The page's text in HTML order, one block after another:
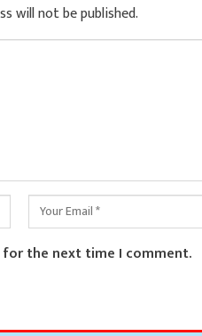
will not be published.
for the next time I comment.